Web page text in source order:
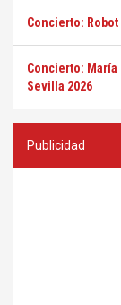
Concierto:
Concierto:
Sevilla 2026
Publicidad